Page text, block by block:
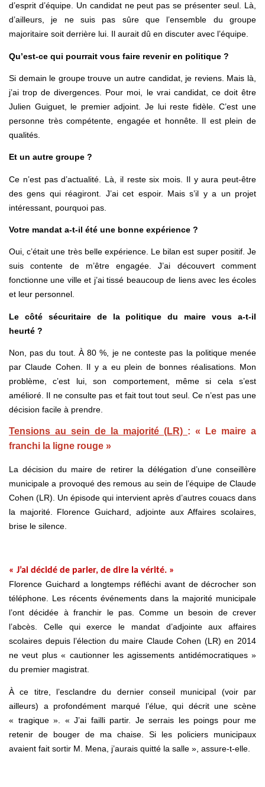
d’esprit d’équipe. Un candidat ne peut pas se présenter seul. Là,
d’ailleurs, je ne suis pas sûre que l’ensemble du groupe
majoritaire soit derrière lui. Il aurait dû en discuter avec l’équipe.
Qu’est-ce qui pourrait vous faire revenir en politique ?
Si demain le groupe trouve un autre candidat, je reviens. Mais là,
j’ai trop de divergences. Pour moi, le vrai candidat, ce doit être
Julien Guiguet, le premier adjoint. Je lui reste fidèle. C’est une
personne très compétente, engagée et honnête. Il est plein de
qualités.
Et un autre groupe ?
Ce n’est pas d’actualité. Là, il reste six mois. Il y aura peut-être
des gens qui réagiront. J’ai cet espoir. Mais s’il y a un projet
intéressant, pourquoi pas.
Votre mandat a-t-il été une bonne expérience ?
Oui, c’était une très belle expérience. Le bilan est super positif. Je
suis contente de m’être engagée. J’ai découvert comment
fonctionne une ville et j’ai tissé beaucoup de liens avec les écoles
et leur personnel.
Le côté sécuritaire de la politique du maire vous a-t-il
heurté ?
Non, pas du tout. À 80 %, je ne conteste pas la politique menée
par Claude Cohen. Il y a eu plein de bonnes réalisations. Mon
problème, c’est lui, son comportement, même si cela s’est
amélioré. Il ne consulte pas et fait tout tout seul. Ce n’est pas une
décision facile à prendre.
Tensions au sein de la majorité (LR) : « Le maire a
franchi la ligne rouge »
La décision du maire de retirer la délégation d’une conseillère
municipale a provoqué des remous au sein de l’équipe de Claude
Cohen (LR). Un épisode qui intervient après d’autres couacs dans
la majorité. Florence Guichard, adjointe aux Affaires scolaires,
brise le silence.
« J’ai décidé de parler, de dire la vérité. »
Florence Guichard a longtemps réfléchi avant de décrocher son
téléphone. Les récents événements dans la majorité municipale
l’ont décidée à franchir le pas. Comme un besoin de crever
l’abcès. Celle qui exerce le mandat d’adjointe aux affaires
scolaires depuis l’élection du maire Claude Cohen (LR) en 2014
ne veut plus « cautionner les agissements antidémocratiques »
du premier magistrat.
À ce titre, l’esclandre du dernier conseil municipal (voir par
ailleurs) a profondément marqué l’élue, qui décrit une scène
« tragique ». « J’ai failli partir. Je serrais les poings pour me
retenir de bouger de ma chaise. Si les policiers municipaux
avaient fait sortir M. Mena, j’aurais quitté la salle », assure-t-elle.